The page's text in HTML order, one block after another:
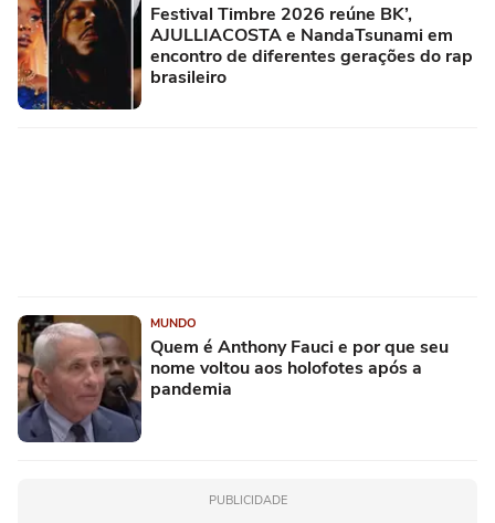
Festival Timbre 2026 reúne BK’,
AJULLIACOSTA e NandaTsunami em
encontro de diferentes gerações do rap
brasileiro
MUNDO
Quem é Anthony Fauci e por que seu
nome voltou aos holofotes após a
pandemia
PUBLICIDADE